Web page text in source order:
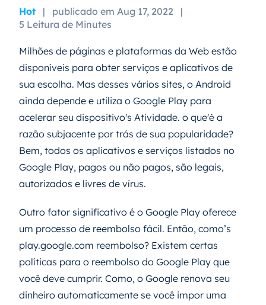
Hot | publicado em Aug 17, 2022
|
5 Leitura de Minutes
Milhões de páginas e plataformas da Web estão
disponíveis para obter serviços e aplicativos de
sua escolha. Mas desses vários sites, o Android
ainda depende e utiliza o Google Play para
acelerar seu dispositivo's Atividade. o que'é a
razão subjacente por trás de sua popularidade?
Bem, todos os aplicativos e serviços listados no
Google Play, pagos ou não pagos, são legais,
autorizados e livres de vírus.
Outro fator significativo é o Google Play oferece
um processo de reembolso fácil. Então, como’s
play.google.com reembolso? Existem certas
políticas para o reembolso do Google Play que
você deve cumprir. Como, o Google renova seu
dinheiro automaticamente se você impor uma